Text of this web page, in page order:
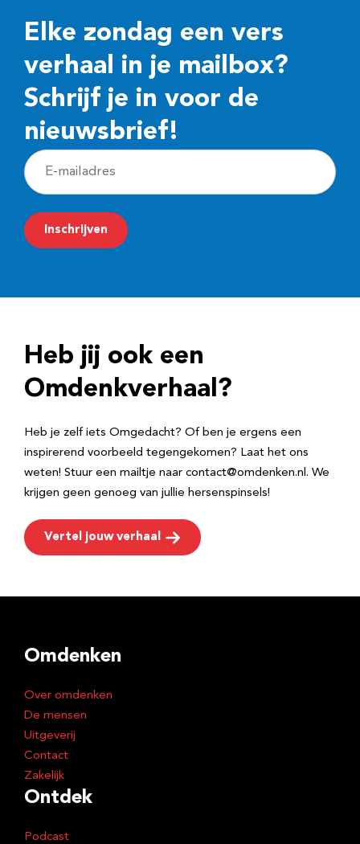
Elke zondag een vers
verhaal in je mailbox?
Schrijf je in voor de
nieuwsbrief!
E
-
m
a
r
e
Inschrijven
Heb jij ook een
Omdenkverhaal?
Heb je zelf iets Omgedacht? Of ben je ergens een
inspirerend voorbeeld tegengekomen? Laat het ons
weten! Stuur een mailtje naar contact@omdenken.nl. We
krijgen geen genoeg van jullie hersenspinsels!
Vertel jouw verhaal
Omdenken
Over omdenken
De mensen
Uitgeverij
Contact
Zakelijk
Ontdek
Podcast